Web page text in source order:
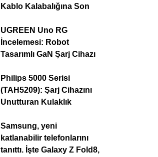
Kablo Kalabalığına Son
UGREEN Uno RG
İncelemesi: Robot
Tasarımlı GaN Şarj Cihazı
Philips 5000 Serisi
(TAH5209): Şarj Cihazını
Unutturan Kulaklık
Samsung, yeni
katlanabilir telefonlarını
tanıttı. İşte Galaxy Z Fold8,